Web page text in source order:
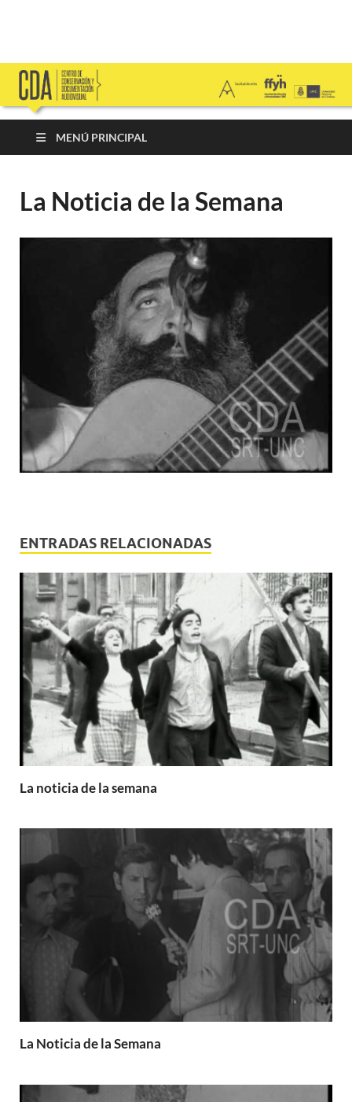
Centro de
Conservación y
Documentación
Audiovisual
MENÚ PRINCIPAL
La Noticia de la Semana
ENTRADAS RELACIONADAS
La noticia de la semana
La Noticia de la Semana